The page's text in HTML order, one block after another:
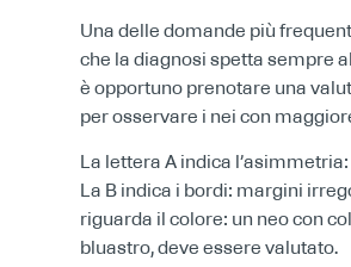
Una delle domande più
che la diagnosi spetta sempre
è opportuno prenotare una
per osservare i nei con
La lettera A indica
La B indica i bordi: margini
riguarda il colore: un neo con
bluastro, deve essere valutato.